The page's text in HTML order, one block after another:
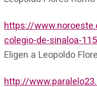
https://
colegio-de-sinaloa-
Eligen a Leopoldo
http://